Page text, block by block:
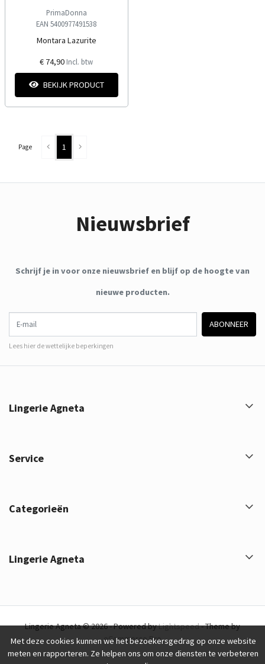
PrimaDonna
EAN 5400977491538
Montara Lazurite
€ 74,90 Incl. btw
BEKIJK PRODUCT
Page 1
Nieuwsbrief
Schrijf je in voor onze nieuwsbrief en blijf op de hoogte van
nieuwe producten.
ABONNEER
Lees hier de wettelijke beperkingen
Lingerie Agneta
Service
Categorieën
Lingerie Agneta
Lingerie Agneta © 2026 - Powered byLightspeed- Theme by
eCommerce Pro
Met deze cookies kunnen we het bezoekersgedrag op onze website
meten en rapporteren. Ze helpen ons om onze diensten te verbeteren